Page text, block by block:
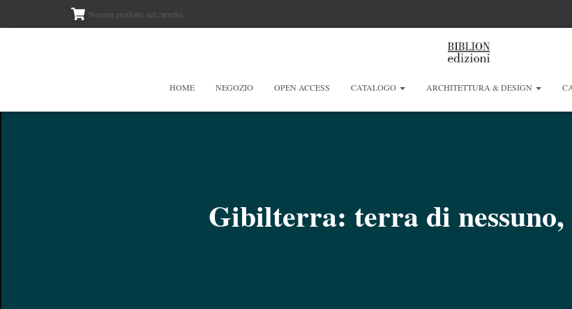
Nessun prodotto nel carrello.
HOME NEGOZIO OPEN ACCESS CATALOGO ARCHITETTURA & DESIGN
Gibilterra: terra di